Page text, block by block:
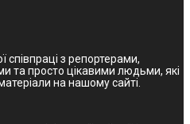
співпраці з репортерами,
та просто цікавими людьми, які
на нашому сайті.